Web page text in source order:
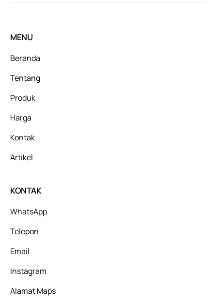
MENU
Beranda
Tentang
Produk
Harga
Kontak
Artikel
KONTAK
WhatsApp
Telepon
Email
Instagram
Alamat Maps